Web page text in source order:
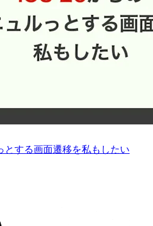
する画面遷移を私もしたい